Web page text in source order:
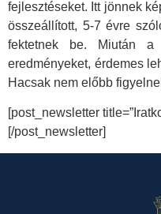
fejlesztéseket. Itt jönnek
összeállított, 5-7 évre
fektetnek be. Miután a
eredményeket, érdemes
Hacsak nem előbb
[post_newsletter
[/post_newsletter]